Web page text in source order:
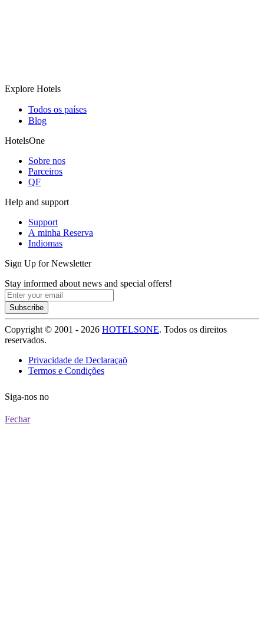
Explore Hotels
Todos os países
Blog
HotelsOne
Sobre nos
Parceiros
QF
Help and support
Support
A minha Reserva
Indiomas
Sign Up for Newsletter
Stay informed about news and special offers!
Subscribe
Copyright © 2001 - 2026 HOTELSONE. Todos os direitos
reservados.
Privacidade de Declaraçaõ
Termos e Condições
Siga-nos no
Fechar